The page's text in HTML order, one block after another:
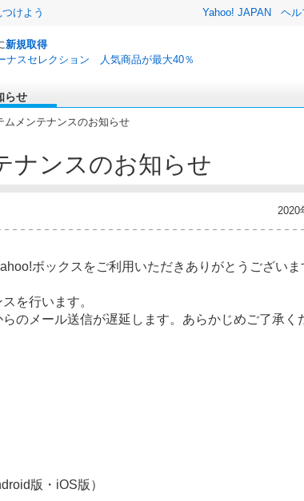
けよう Yahoo! JAPAN ヘル
新規取得
ナスセレクション 人気商品が最大40％
らせ
ムメンテナンスのお知らせ
ナンスのお知らせ
2020
ボックスをご利用いただきありがとうございま
を行います。
のメール送信が遅延します。あらかじめご了承く
版・iOS版）